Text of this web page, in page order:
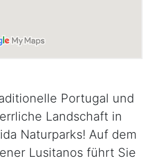
Portugal und
Landschaft in
Naturparks! Auf dem
Lusitanos führt Sie